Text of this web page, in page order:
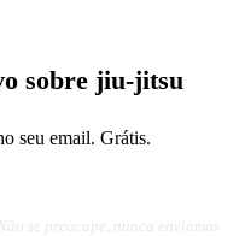
sobre jiu-jitsu
seu email. Grátis.
Não se preocupe, nunca enviamos